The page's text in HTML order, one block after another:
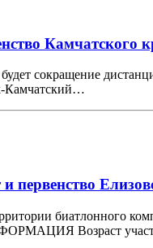
Камчатского
сокращение
Камчатский…
биатлонного
Возраст